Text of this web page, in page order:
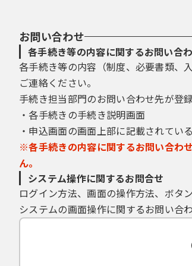
お問い合わせ
各手続き等の内容に関するお問い合
各手続き等の内容（制度、必要書類、
ご連絡ください。
手続き担当部門のお問い合わせ先が登
・各手続きの手続き説明画面
・申込画面の画面上部に記載されて
※各手続きの内容に関するお問い合わ
ん。
システム操作に関するお問合せ
ログイン方法、画面の操作方法、ボタ
システムの画面操作に関するお問い合